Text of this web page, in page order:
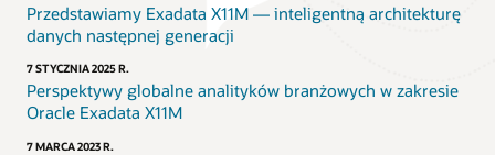
Przedstawiamy Exadata X11M — inteligentną architekturę
danych następnej generacji
7 STYCZNIA 2025 R.
Perspektywy globalne analityków branżowych w zakresie
Oracle Exadata X11M
7 MARCA 2023 R.